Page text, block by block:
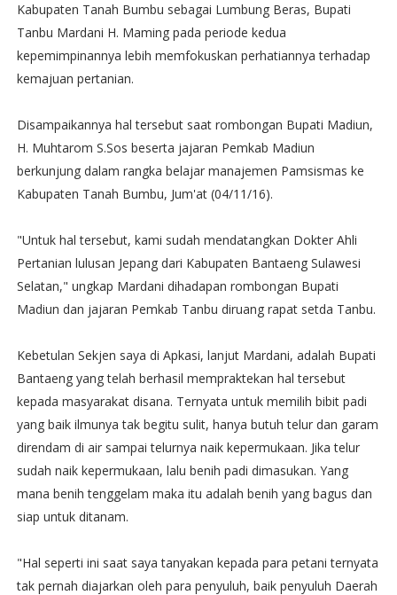
Kabupaten Tanah Bumbu sebagai Lumbung Beras, Bupati
Tanbu Mardani H. Maming pada periode kedua
kepemimpinannya lebih memfokuskan perhatiannya terhadap
kemajuan pertanian.
Disampaikannya hal tersebut saat rombongan Bupati Madiun,
H. Muhtarom S.Sos beserta jajaran Pemkab Madiun
berkunjung dalam rangka belajar manajemen Pamsismas ke
Kabupaten Tanah Bumbu, Jum'at (04/11/16).
"Untuk hal tersebut, kami sudah mendatangkan Dokter Ahli
Pertanian lulusan Jepang dari Kabupaten Bantaeng Sulawesi
Selatan," ungkap Mardani dihadapan rombongan Bupati
Madiun dan jajaran Pemkab Tanbu diruang rapat setda Tanbu.
Kebetulan Sekjen saya di Apkasi, lanjut Mardani, adalah Bupati
Bantaeng yang telah berhasil mempraktekan hal tersebut
kepada masyarakat disana. Ternyata untuk memilih bibit padi
yang baik ilmunya tak begitu sulit, hanya butuh telur dan garam
direndam di air sampai telurnya naik kepermukaan. Jika telur
sudah naik kepermukaan, lalu benih padi dimasukan. Yang
mana benih tenggelam maka itu adalah benih yang bagus dan
siap untuk ditanam.
"Hal seperti ini saat saya tanyakan kepada para petani ternyata
tak pernah diajarkan oleh para penyuluh, baik penyuluh Daerah